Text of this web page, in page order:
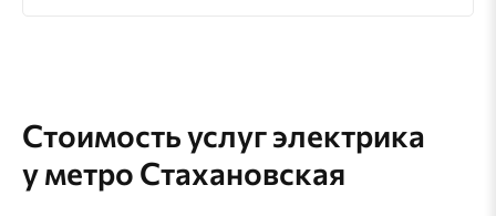
Стоимость услуг электрика
у метро Стахановская